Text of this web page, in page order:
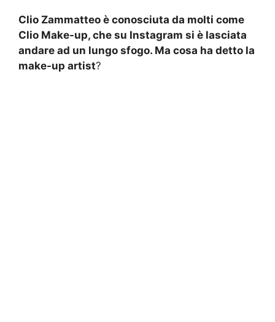
Clio Zammatteo è conosciuta da molti come
Clio Make-up, che su Instagram si è lasciata
andare ad un lungo sfogo. Ma cosa ha detto la
make-up artist?